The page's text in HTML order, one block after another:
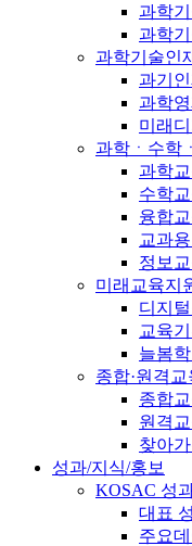
과학
과학
과학기술인
과기
과학
미래
과학ㆍ수학
과학
수학
융합
교과
정보
미래교육지
디지
교육
늘봄
종합·원격
종합
원격
찾아
성과/지식/홍보
KOSAC 성
대표
주요